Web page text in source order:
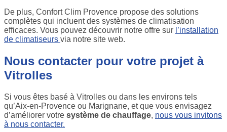
De plus, Confort Clim Provence propose des solutions
complètes qui incluent des systèmes de climatisation
efficaces. Vous pouvez découvrir notre offre sur l’installation
de climatiseurs via notre site web.
Nous contacter pour votre projet à
Vitrolles
Si vous êtes basé à Vitrolles ou dans les environs tels
qu’Aix-en-Provence ou Marignane, et que vous envisagez
d’améliorer votre système de chauffage, nous vous invitons
à nous contacter.